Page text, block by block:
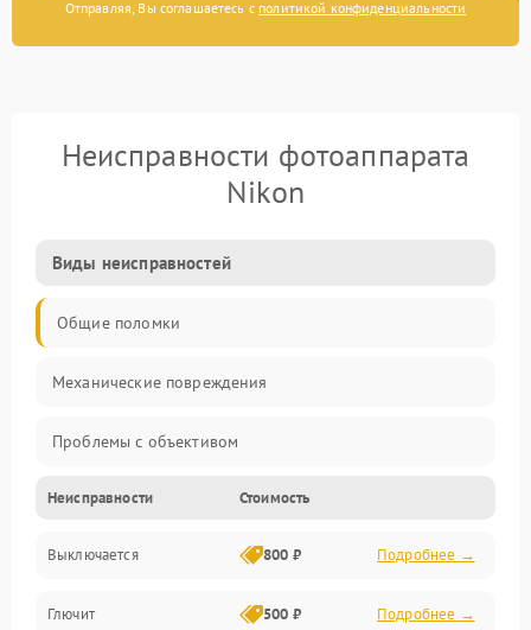
Отправляя, Вы соглашаетесь с политикой конфиденциальности
Неисправности фотоаппарата
Nikon
Виды неисправностей
Общие поломки
Механические повреждения
Проблемы с объективом
Электронные ошибки
Механические проблемы
Матрица и оптика
Неисправности Стоимость
Выключается 800 ₽ Подробнее →
Глючит 500 ₽ Подробнее →